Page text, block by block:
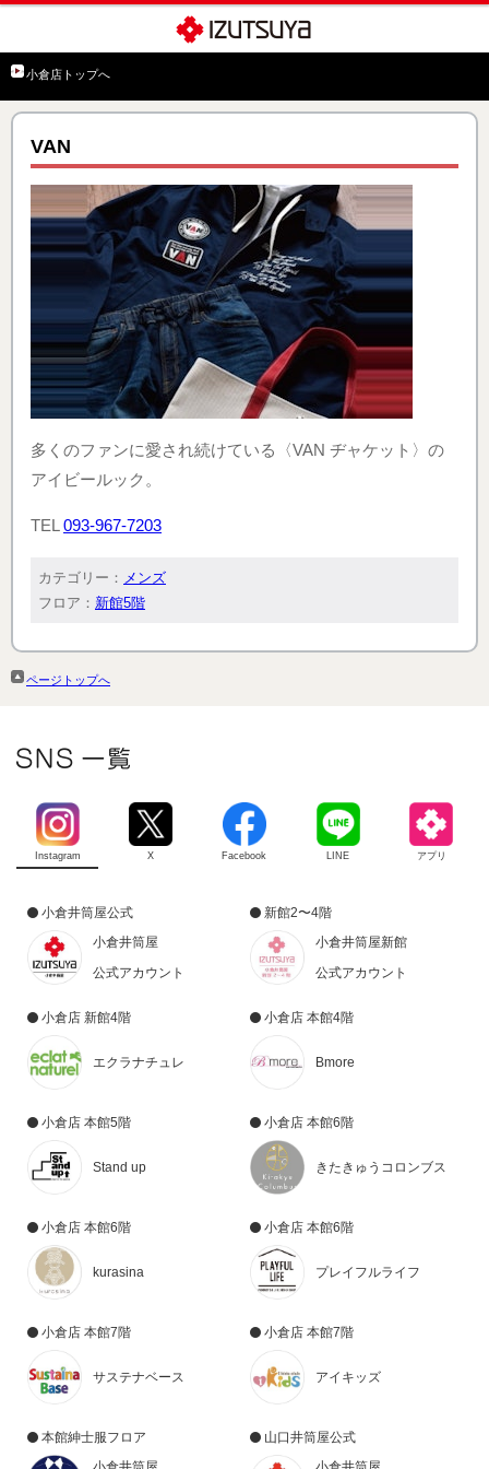
小倉店トップへ
VAN
多くのファンに愛され続けている〈VAN ヂャケット〉の
アイビールック。
TEL 093-967-7203
カテゴリー： メンズ
フロア： 新館5階
ページトップへ
Instagram X Facebook LINE アプリ
小倉井筒屋公式
小倉井筒屋
公式アカウント
新館2〜4階
小倉井筒屋新館
公式アカウント
小倉店 新館4階
エクラナチュレ
小倉店 本館4階
Bmore
小倉店 本館5階
Stand up
小倉店 本館6階
きたきゅうコロンブス
小倉店 本館6階
kurasina
小倉店 本館6階
プレイフルライフ
小倉店 本館7階
サステナベース
小倉店 本館7階
アイキッズ
本館紳士服フロア
山口井筒屋公式